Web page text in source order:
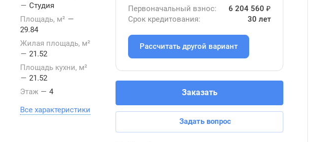
— Студия
Площадь, м² —
29.84
Жилая площадь, м²
— 21.52
Площадь кухни, м²
— 21.52
Этаж — 4
Все характеристики
Первоначальный взнос:
6 204 560 ₽
Срок кредитования:
30 лет
Рассчитать другой вариант
Заказать
Задать вопрос